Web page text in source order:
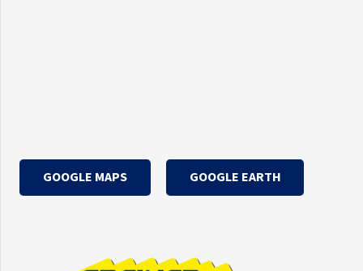
GOOGLE MAPS GOOGLE EARTH